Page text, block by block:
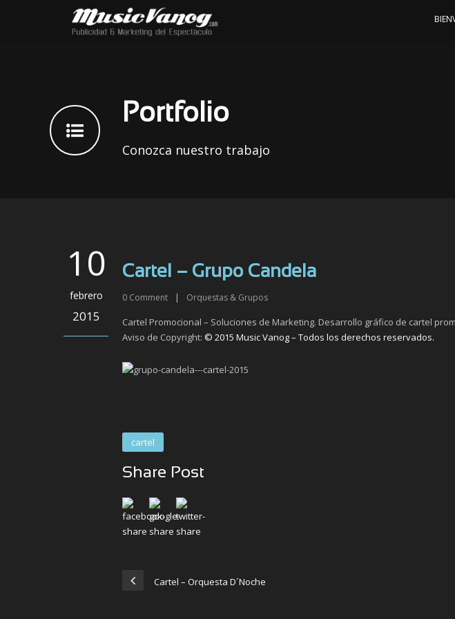
Portfolio
Conozca nuestro trabajo
10
febrero
2015
Cartel – Grupo Candela
0 Comment | Orquestas & Grupos
Cartel Promocional – Soluciones de Marketing. Desarrollo gráfico de cartel
Aviso de Copyright: © 2015 Music Vanog – Todos los derechos reservados.
cartel
Share Post
Cartel – Orquesta D´Noche